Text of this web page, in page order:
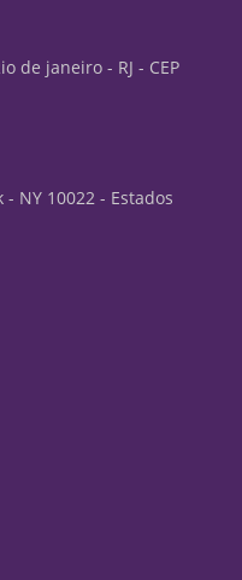
de janeiro - RJ - CEP
NY 10022 - Estados